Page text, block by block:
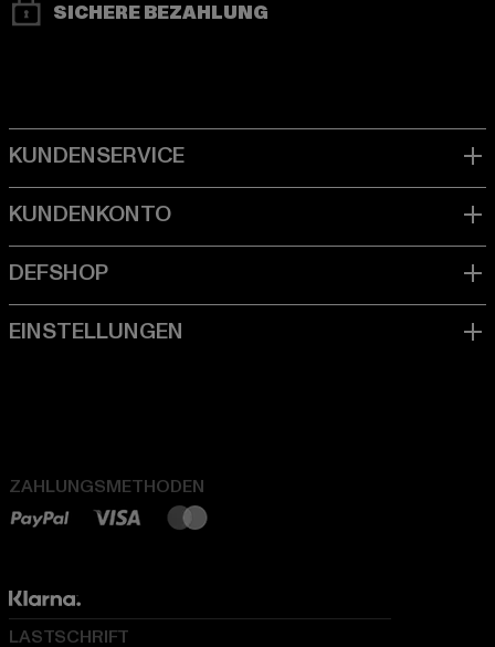
SICHERE BEZAHLUNG
ZAHLUNGSMETHODEN
LASTSCHRIFT